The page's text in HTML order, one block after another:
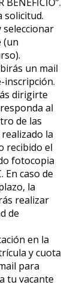
solicitud.
(un
un mail
inscripción.
dirigirte
al
de las
la
recibido el
fotocopia
En caso de
la
realizar
de
en la
y cuota
para
tu vacante